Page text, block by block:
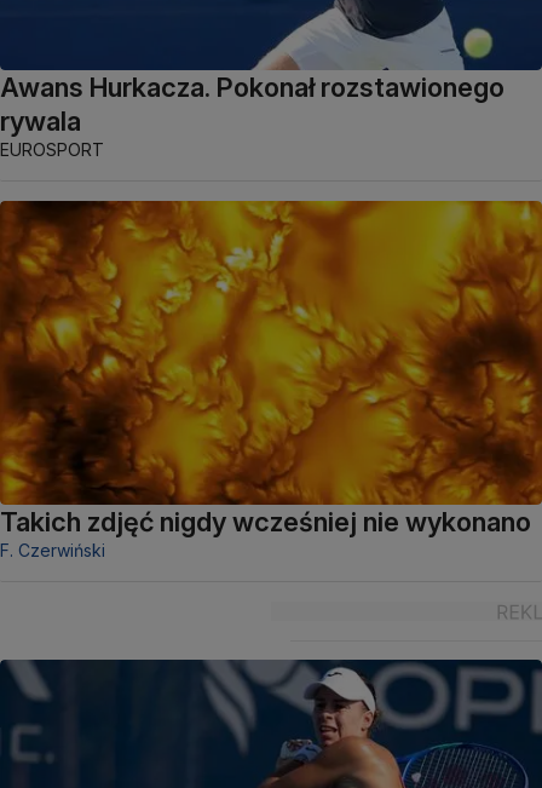
Awans Hurkacza. Pokonał rozstawionego
rywala
EUROSPORT
Takich zdjęć nigdy wcześniej nie wykonano
F. Czerwiński